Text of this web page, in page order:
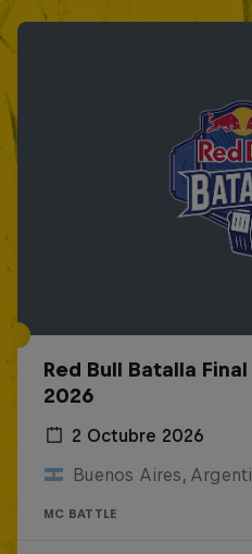
Red Bull Batalla
2026
2 Octubre 2026
Buenos Aires,
MC BATTLE